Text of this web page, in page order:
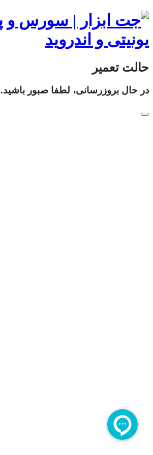
حالت تعمیر
در حال بروزرسانی، لطفا صبور باشید.